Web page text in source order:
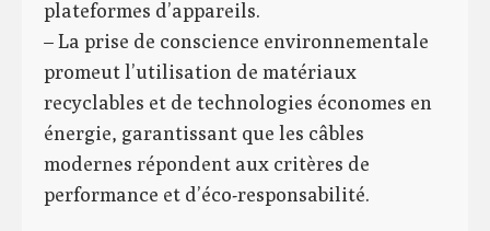
plateformes d’appareils.
– La prise de conscience environnementale
promeut l’utilisation de matériaux
recyclables et de technologies économes en
énergie, garantissant que les câbles
modernes répondent aux critères de
performance et d’éco-responsabilité.